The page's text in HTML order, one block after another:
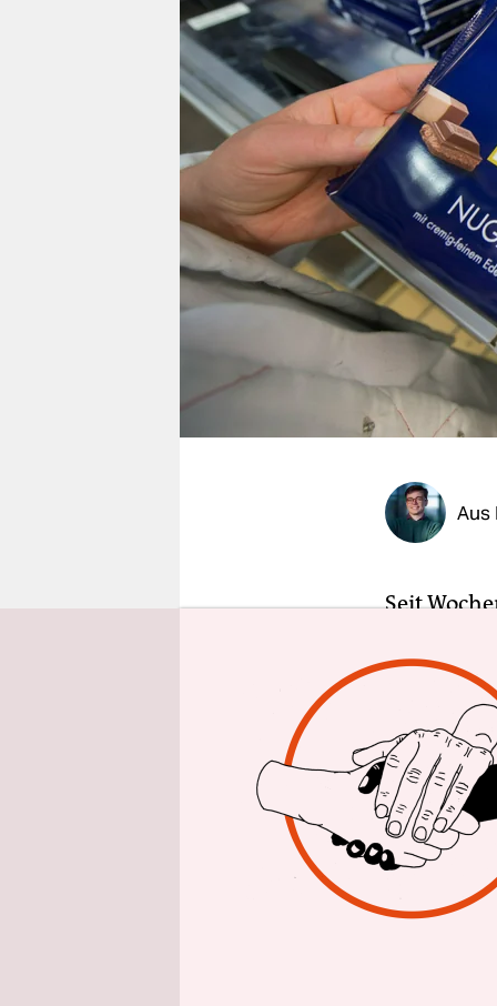
berlin
nord
wahrheit
verlag
verlag
veranstaltungen
shop
unterstützen
Aus
Seit
Sport-
Wochen
Obi.
Weiteres
Wie viele